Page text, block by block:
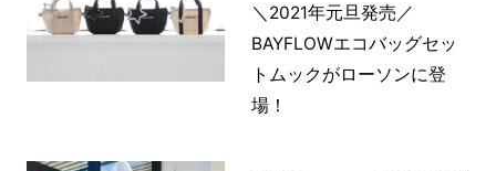
＼2021年元旦発売／
BAYFLOWエコバッグセッ
トムックがローソンに登
場！